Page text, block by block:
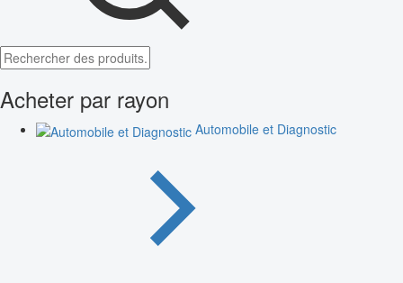
Acheter par rayon
Automobile et Diagnostic